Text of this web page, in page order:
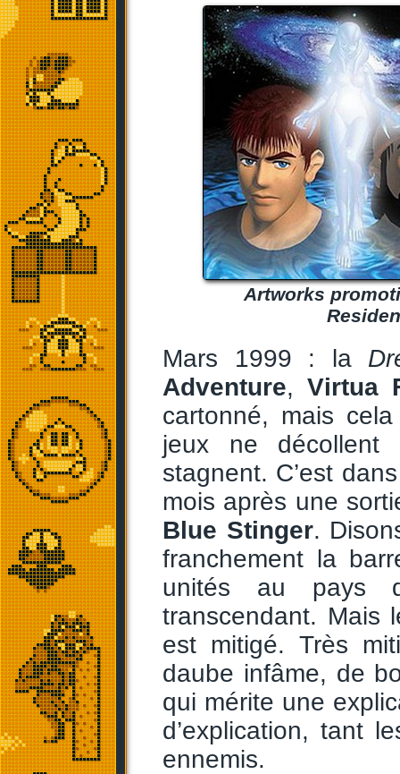
Artworks
Mars 1999 : la
Adventure,Virtua
cartonné, mais
jeux ne
stagnent. C’est
mois après une
Blue Stinger.
franchement la
unités au pays
transcendant. Mais
est mitigé. Très
daube infâme, de
qui mérite une
d’explication, tant
ennemis.